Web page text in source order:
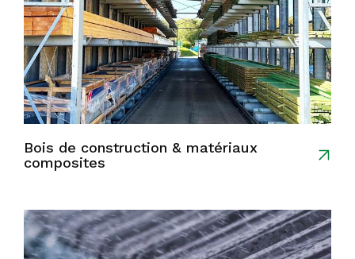
Bois de construction & matériaux
composites